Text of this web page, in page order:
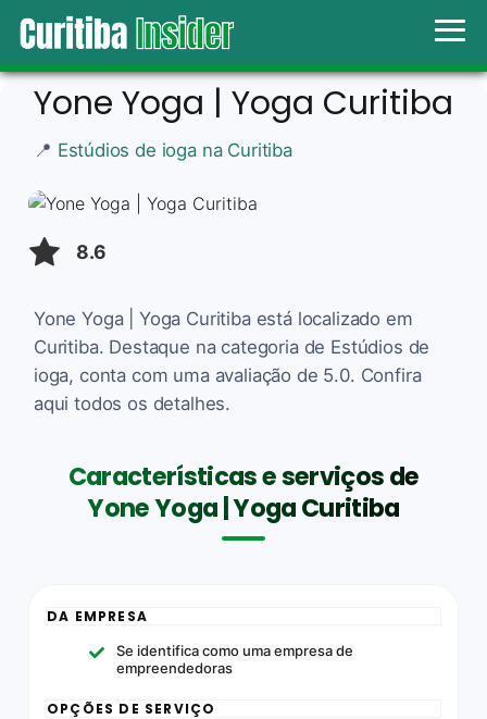
Yone Yoga | Yoga Curitiba
📍 Estúdios de ioga na Curitiba
8.6
Yone Yoga | Yoga Curitiba está localizado em
Curitiba. Destaque na categoria de Estúdios de
ioga, conta com uma avaliação de 5.0. Confira
aqui todos os detalhes.
Características e serviços de
Yone Yoga | Yoga Curitiba
DA EMPRESA
Se identifica como uma empresa de
empreendedoras
OPÇÕES DE SERVIÇO